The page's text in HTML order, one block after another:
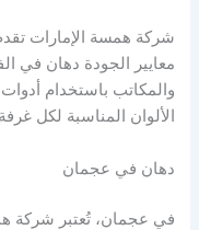
شركة همسة الإمارات
معايير الجودة دهان في
والمكاتب باستخدام أدوات
الألوان المناسبة لكل
دهان في عجمان
في عجمان، تُعتبر شركة